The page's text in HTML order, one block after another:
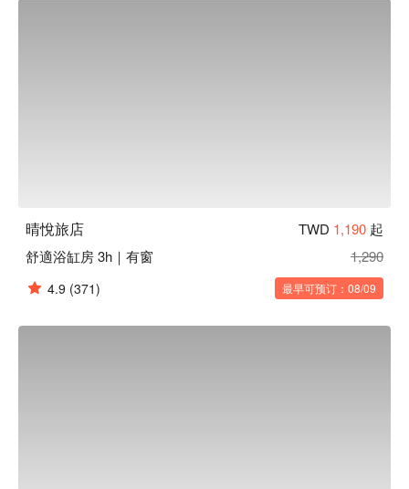
晴悅旅店 TWD 1,190 起
舒適浴缸房 3h｜有窗
1,290
4.9 (371) 最早可预订：08/09